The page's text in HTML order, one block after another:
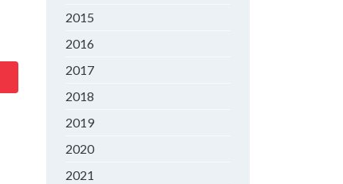
2015
2016
2017
2018
2019
2020
2021